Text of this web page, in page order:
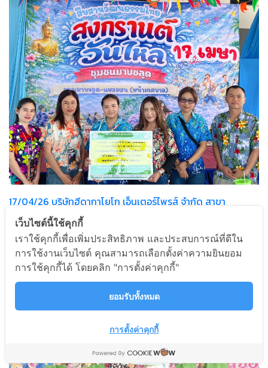
17/04/26 บริษัทฮีดากาโยโก เอ็นเตอร์ไพรส์ จำกัด สาขา
มาบตาพุด มอบเงินจำนวน 5,000 บาท เพื่อสนับสนุนกิจกรรม
สืบสานประเพณีสงการนต์ วันไหลชุมชนมาบชลูด ประจำปี 2569
เว็บไซต์นี้ใช้คุกกี้
เราใช้คุกกี้เพื่อเพิ่มประสิทธิภาพ และประสบการณ์ที่ดีใน
การใช้งานเว็บไซต์ คุณสามารถเลือกตั้งค่าความยินยอม
การใช้คุกกี้ได้ โดยคลิก "การตั้งค่าคุกกี้"
ยอมรับทั้งหมด
การตั้งค่าคุกกี้